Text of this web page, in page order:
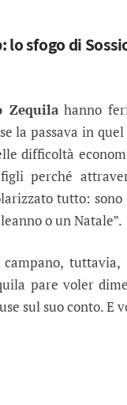
lo sfogo di
Zequilahanno
la passava in
difficoltà
perché
tutto:
o un Natale”.
pare voler
sul suo conto. E